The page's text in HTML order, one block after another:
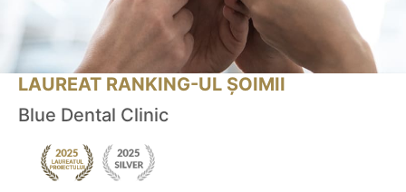
LAUREAT RANKING-UL ȘOIMII
Blue Dental Clinic